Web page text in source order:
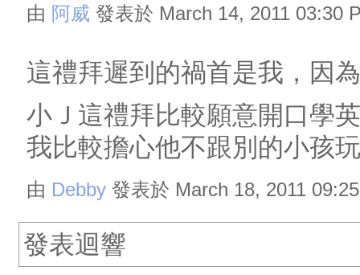
由 阿威 發表於 March 14, 2011 03:30
這禮拜遲到的禍首是我，因
小Ｊ這禮拜比較願意開口學
我比較擔心他不跟別的小孩
由 Debby 發表於 March 18, 2011
發表迴響